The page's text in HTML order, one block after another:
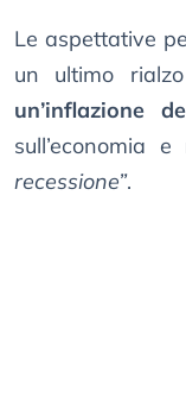
Le aspettative
un ultimo
un’inflazione
sull’economia
recessione”.